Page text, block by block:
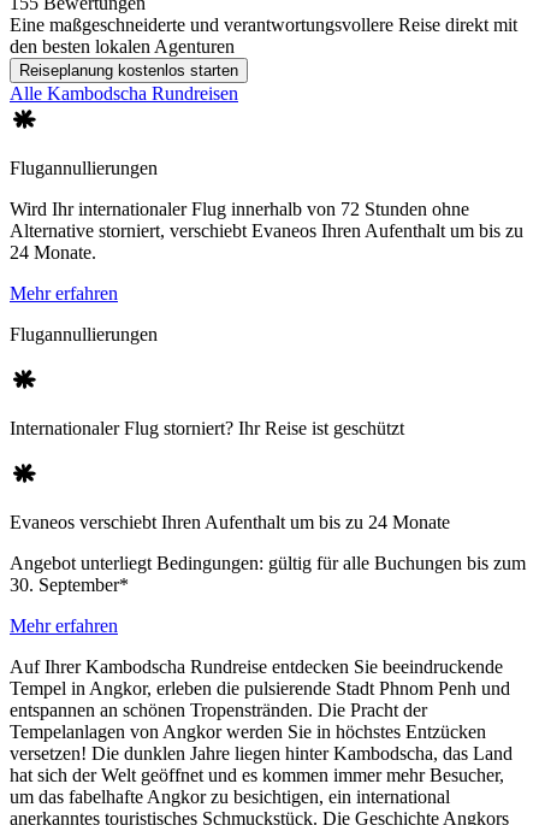
Eine maßgeschneiderte und verantwortungsvollere Reise direkt mit
den besten lokalen Agenturen
Reiseplanung kostenlos starten
Alle Kambodscha Rundreisen
Flugannullierungen
Wird Ihr internationaler Flug innerhalb von 72 Stunden ohne
Alternative storniert, verschiebt Evaneos Ihren Aufenthalt um bis zu
24 Monate.
Mehr erfahren
Flugannullierungen
Internationaler Flug storniert? Ihr Reise ist geschützt
Evaneos verschiebt Ihren Aufenthalt um bis zu 24 Monate
Angebot unterliegt Bedingungen: gültig für alle Buchungen bis zum
30. September*
Mehr erfahren
Auf Ihrer Kambodscha Rundreise entdecken Sie beeindruckende
Tempel in Angkor, erleben die pulsierende Stadt Phnom Penh und
entspannen an schönen Tropenstränden. Die Pracht der
Tempelanlagen von Angkor werden Sie in höchstes Entzücken
versetzen! Die dunklen Jahre liegen hinter Kambodscha, das Land
hat sich der Welt geöffnet und es kommen immer mehr Besucher,
um das fabelhafte Angkor zu besichtigen, ein international
anerkanntes touristisches Schmuckstück. Die Geschichte Angkors